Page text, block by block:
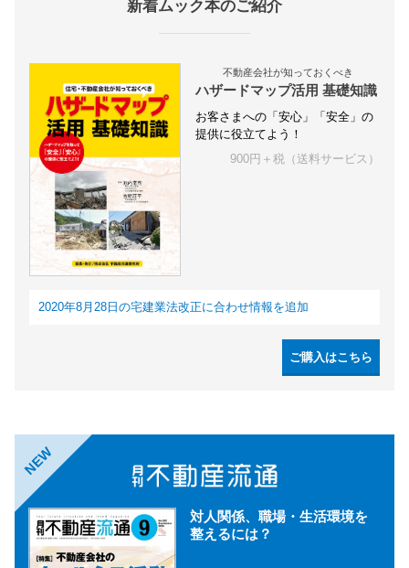
新着ムック本のご紹介
不動産会社が知っておくべき
ハザードマップ活用 基礎知識
お客さまへの「安心」「安全」の
提供に役立てよう！
900円＋税（送料サービス）
2020年8月28日の宅建業法改正に合わせ情報を追加
ご購入はこちら
NEW
対人関係、職場・生活環境を
整えるには？